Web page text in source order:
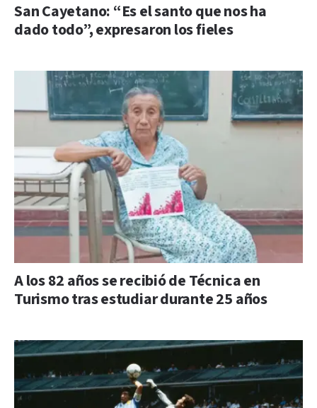
San Cayetano: “Es el santo que nos ha
dado todo”, expresaron los fieles
A los 82 años se recibió de Técnica en
Turismo tras estudiar durante 25 años